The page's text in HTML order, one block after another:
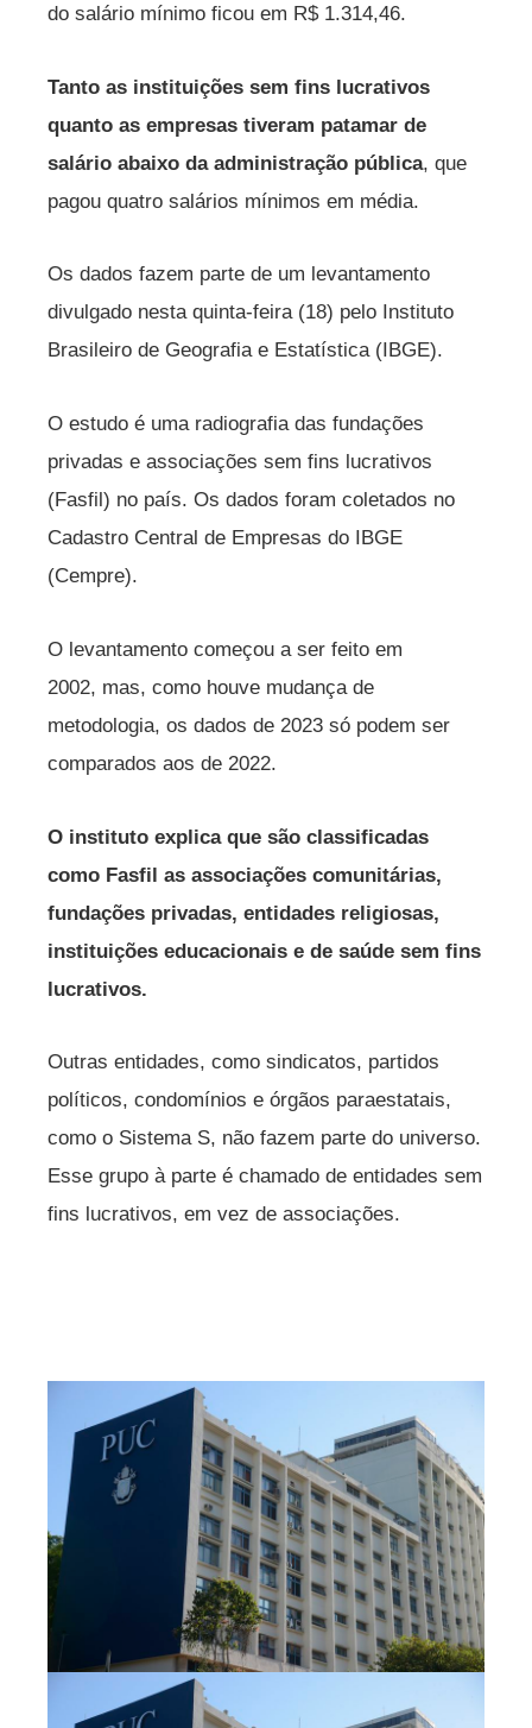
do salário mínimo ficou em R$ 1.314,46.
Tanto as instituições sem fins lucrativos
quanto as empresas tiveram patamar de
salário abaixo da administração pública, que
pagou quatro salários mínimos em média.
Os dados fazem parte de um levantamento
divulgado nesta quinta-feira (18) pelo Instituto
Brasileiro de Geografia e Estatística (IBGE).
O estudo é uma radiografia das fundações
privadas e associações sem fins lucrativos
(Fasfil) no país. Os dados foram coletados no
Cadastro Central de Empresas do IBGE
(Cempre).
O levantamento começou a ser feito em
2002, mas, como houve mudança de
metodologia, os dados de 2023 só podem ser
comparados aos de 2022.
O instituto explica que são classificadas
como Fasfil as associações comunitárias,
fundações privadas, entidades religiosas,
instituições educacionais e de saúde sem fins
lucrativos.
Outras entidades, como sindicatos, partidos
políticos, condomínios e órgãos paraestatais,
como o Sistema S, não fazem parte do universo.
Esse grupo à parte é chamado de entidades sem
fins lucrativos, em vez de associações.